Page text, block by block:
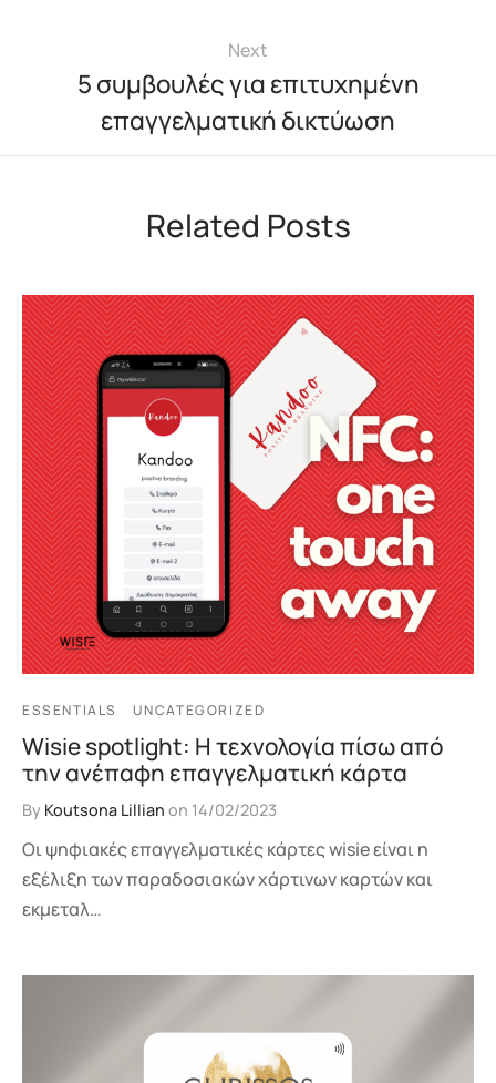
Next
5 συμβουλές για επιτυχημένη
επαγγελματική δικτύωση
Related Posts
ESSENTIALS UNCATEGORIZED
Wisie spotlight: Η τεχνολογία πίσω από
την ανέπαφη επαγγελματική κάρτα
By Koutsona Lillian on 14/02/2023
Οι ψηφιακές επαγγελματικές κάρτες wisie είναι η
εξέλιξη των παραδοσιακών χάρτινων καρτών και
εκμεταλ…